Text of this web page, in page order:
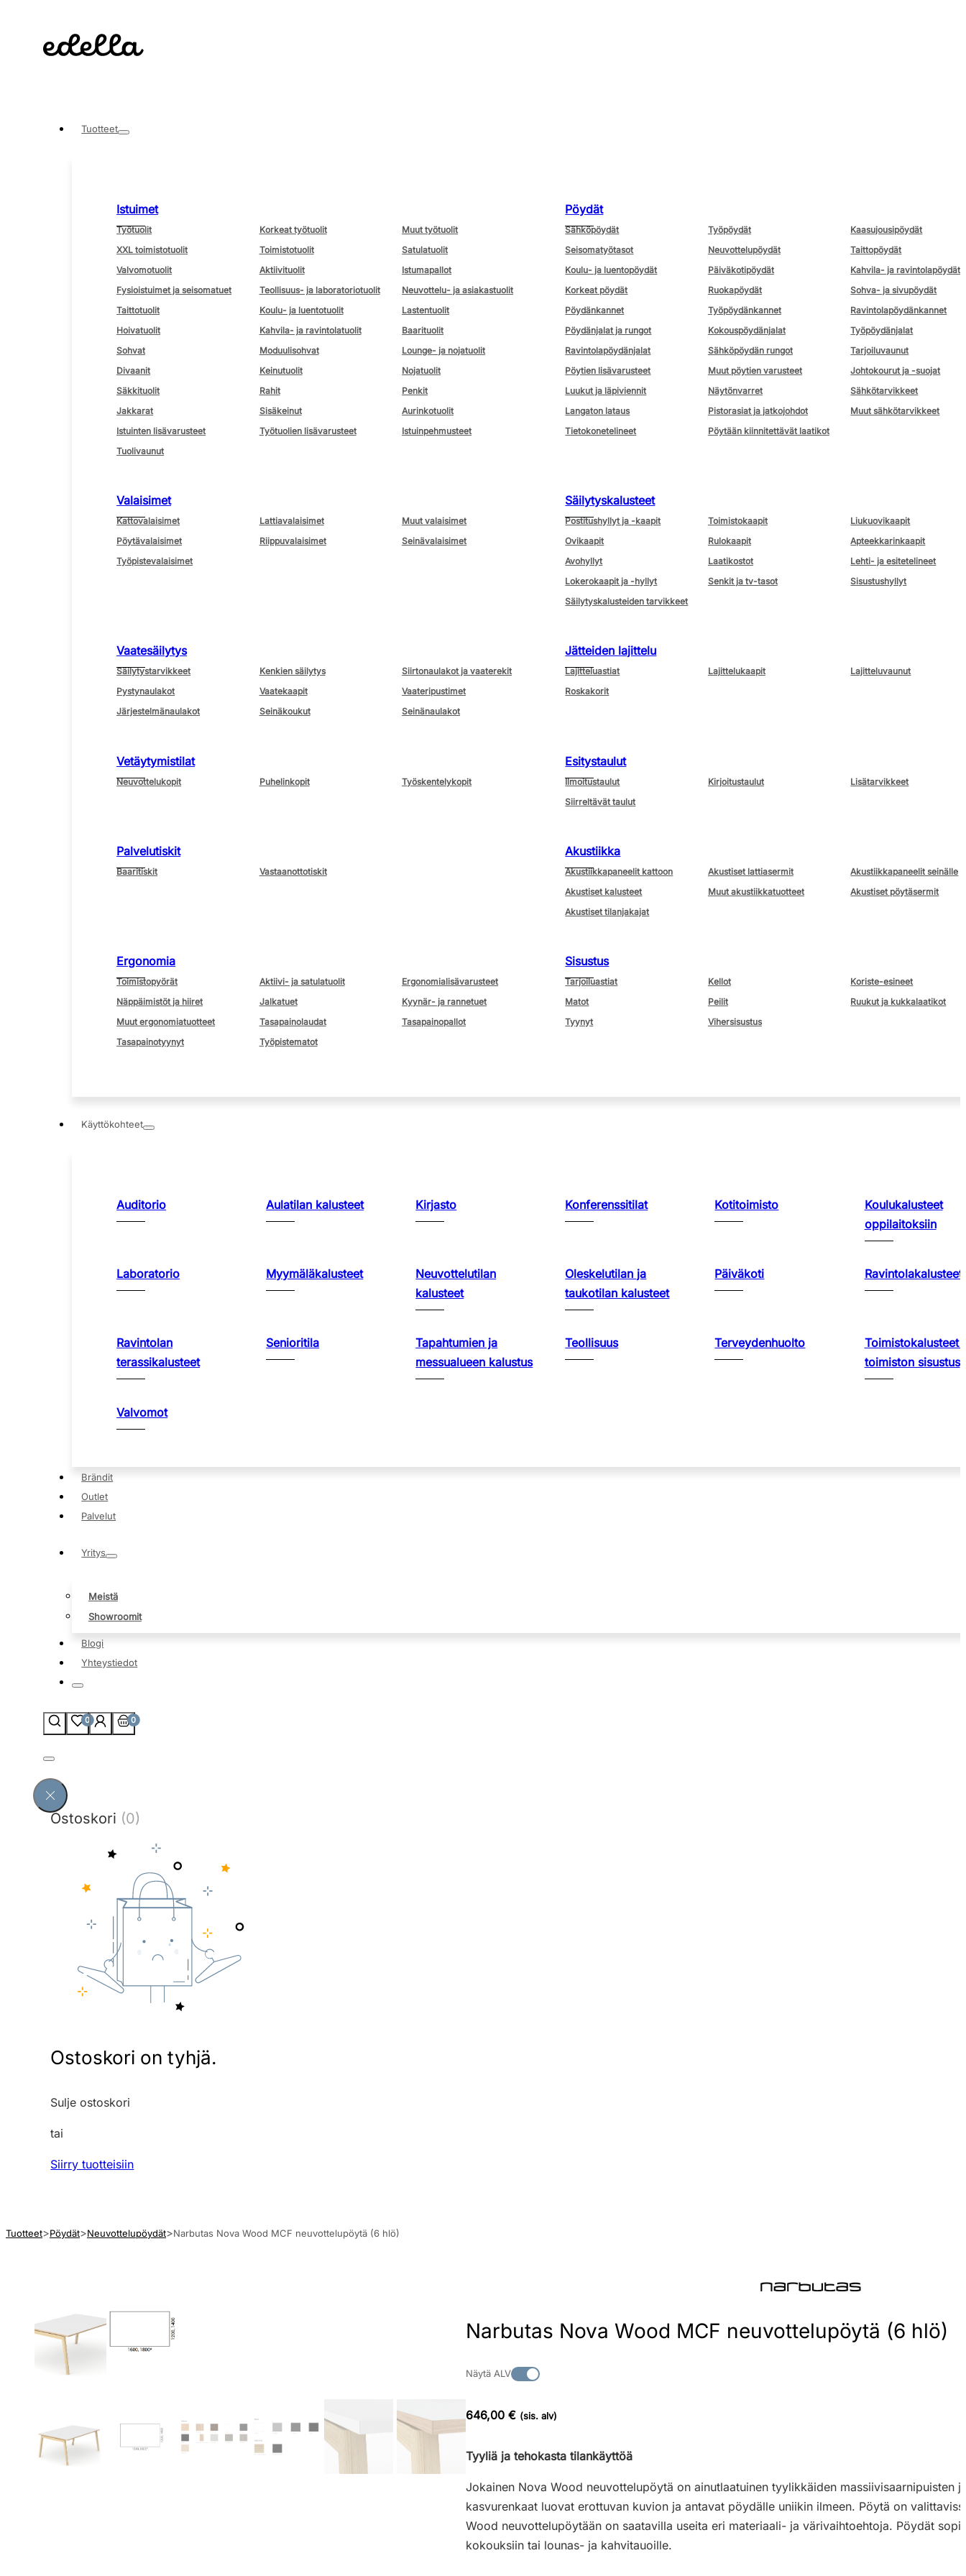
Tuotteet
Istuimet
Työtuolit Korkeat työtuolit
Muut työtuolit
XXL toimistotuolit
Toimistotuolit
Satulatuolit
Valvomotuolit
Aktiivituolit
Istumapallot
Fysioistuimet ja seisomatuet
Teollisuus- ja laboratoriotuolit
Neuvottelu- ja asiakastuolit
Taittotuolit
Koulu- ja luentotuolit
Lastentuolit
Hoivatuolit
Kahvila- ja ravintolatuolit
Baarituolit
Sohvat
Moduulisohvat
Lounge- ja nojatuolit
Divaanit
Keinutuolit
Nojatuolit
Säkkituolit
Rahit
Penkit
Jakkarat
Sisäkeinut
Aurinkotuolit
Istuinten lisävarusteet
Työtuolien lisävarusteet
Istuinpehmusteet
Tuolivaunut
Pöydät
Sähköpöydät Työpöydät
Kaasujousipöydät
Seisomatyötasot
Neuvottelupöydät
Taittopöydät
Koulu- ja luentopöydät
Päiväkotipöydät
Kahvila- ja ravintolapöydät
Korkeat pöydät
Ruokapöydät
Sohva- ja sivupöydät
Pöydänkannet
Työpöydänkannet
Ravintolapöydänkannet
Pöydänjalat ja rungot
Kokouspöydänjalat
Työpöydänjalat
Ravintolapöydänjalat
Sähköpöydän rungot
Tarjoiluvaunut
Pöytien lisävarusteet
Muut pöytien varusteet
Johtokourut ja -suojat
Luukut ja läpiviennit
Näytönvarret
Sähkötarvikkeet
Langaton lataus
Pistorasiat ja jatkojohdot
Muut sähkötarvikkeet
Tietokonetelineet
Pöytään kiinnitettävät laatikot
Valaisimet
Kattovalaisimet Lattiavalaisimet
Muut valaisimet
Pöytävalaisimet
Riippuvalaisimet
Seinävalaisimet
Työpistevalaisimet
Säilytyskalusteet
Postitushyllyt ja -kaapit Toimistokaapit
Liukuovikaapit
Ovikaapit
Rulokaapit
Apteekkarinkaapit
Avohyllyt
Laatikostot
Lehti- ja esitetelineet
Lokerokaapit ja -hyllyt
Senkit ja tv-tasot
Sisustushyllyt
Säilytyskalusteiden tarvikkeet
Vaatesäilytys
Säilytystarvikkeet Kenkien säilytys
Siirtonaulakot ja vaaterekit
Pystynaulakot
Vaatekaapit
Vaateripustimet
Järjestelmänaulakot
Seinäkoukut Seinänaulakot
Jätteiden lajittelu
Lajitteluastiat Lajittelukaapit
Lajitteluvaunut
Roskakorit
Vetäytymistilat
Neuvottelukopit Puhelinkopit Työskentelykopit
Esitystaulut
Ilmoitustaulut Kirjoitustaulut
Lisätarvikkeet
Siirreltävät taulut
Palvelutiskit
Baaritiskit Vastaanottotiskit
Akustiikka
Akustiikkapaneelit kattoon Akustiset lattiasermit
Akustiikkapaneelit seinälle
Akustiset kalusteet
Muut akustiikkatuotteet
Akustiset pöytäsermit
Akustiset tilanjakajat
Ergonomia
Toimistopyörät Aktiivi- ja satulatuolit
Ergonomialisävarusteet
Näppäimistöt ja hiiret
Jalkatuet
Kyynär- ja rannetuet
Muut ergonomiatuotteet
Tasapainolaudat
Tasapainopallot
Tasapainotyynyt
Työpistematot
Sisustus
Tarjoiluastiat Kellot
Koriste-esineet
Matot
Peilit
Ruukut ja kukkalaatikot
Tyynyt
Vihersisustus
Käyttökohteet
Auditorio Aulatilan kalusteet Kirjasto Konferenssitilat Kotitoimisto
Koulukalusteet
oppilaitoksiin
Laboratorio Myymäläkalusteet
Neuvottelutilan
kalusteet
Oleskelutilan ja
taukotilan kalusteet
Päiväkoti Ravintolakalusteet
Ravintolan
terassikalusteet
Senioritila
Tapahtumien ja
messualueen kalustus
Teollisuus Terveydenhuolto
Toimistokalusteet
toimiston sisustus
Valvomot
Brändit
Outlet
Palvelut
Yritys
Meistä
Showroomit
Blogi
Yhteystiedot
0 0
Ostoskori (0)
Ostoskori on tyhjä.
Sulje ostoskori
tai
Siirry tuotteisiin
Tuotteet Pöydät Neuvottelupöydät Narbutas Nova Wood MCF neuvottelupöytä (6 hlö)
Narbutas Nova Wood MCF neuvottelupöytä (6 hlö)
Näytä ALV
646,00 € (sis. alv)
Tyyliä ja tehokasta tilankäyttöä
Jokainen Nova Wood neuvottelupöytä on ainutlaatuinen tyylikkäiden massiivisaarnipuisten
kasvurenkaat luovat erottuvan kuvion ja antavat pöydälle uniikin ilmeen. Pöytä on
Wood neuvottelupöytään on saatavilla useita eri materiaali- ja värivaihtoehtoja. Pöydät
kokouksiin tai lounas- ja kahvitauoille.